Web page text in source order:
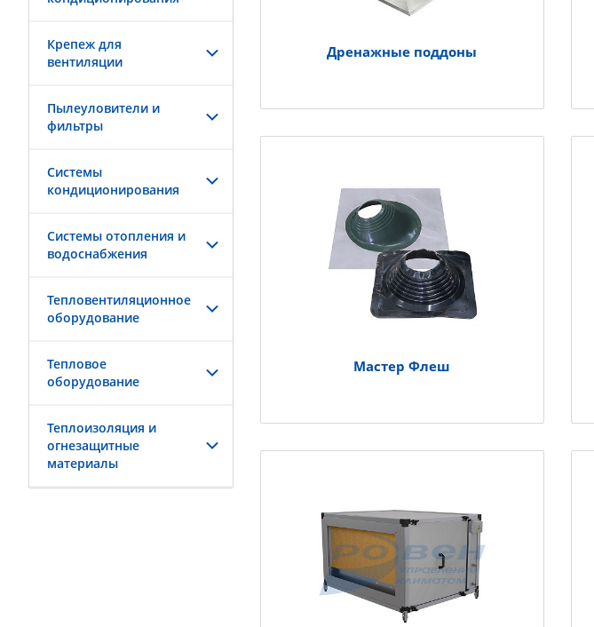
Крепеж для
вентиляции
Пылеуловители и
фильтры
Системы
кондиционирования
Системы отопления и
водоснабжения
Тепловентиляционное
оборудование
Тепловое
оборудование
Теплоизоляция и
огнезащитные
материалы
Дренажные поддоны
Мастер Флеш